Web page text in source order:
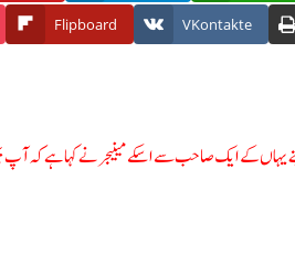
Flipboard VKontakte
یہاں کے ایک صاحب سے اسکے مینیجر نے کہا ہے کہ آپ